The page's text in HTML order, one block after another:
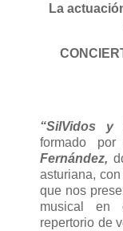
La
“SilVidos y
formado
Fernández,
asturiana,
que nos
musical en
repertorio de